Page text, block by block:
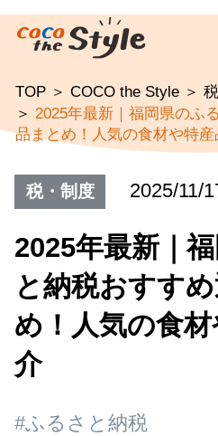
TOP COCO the Style
2025年最新｜福岡県のふ
品まとめ！人気の食材や特産
税・制度 2025/11/
2025年最新｜
と納税おすす
め！人気の食
介
#ふるさと納税